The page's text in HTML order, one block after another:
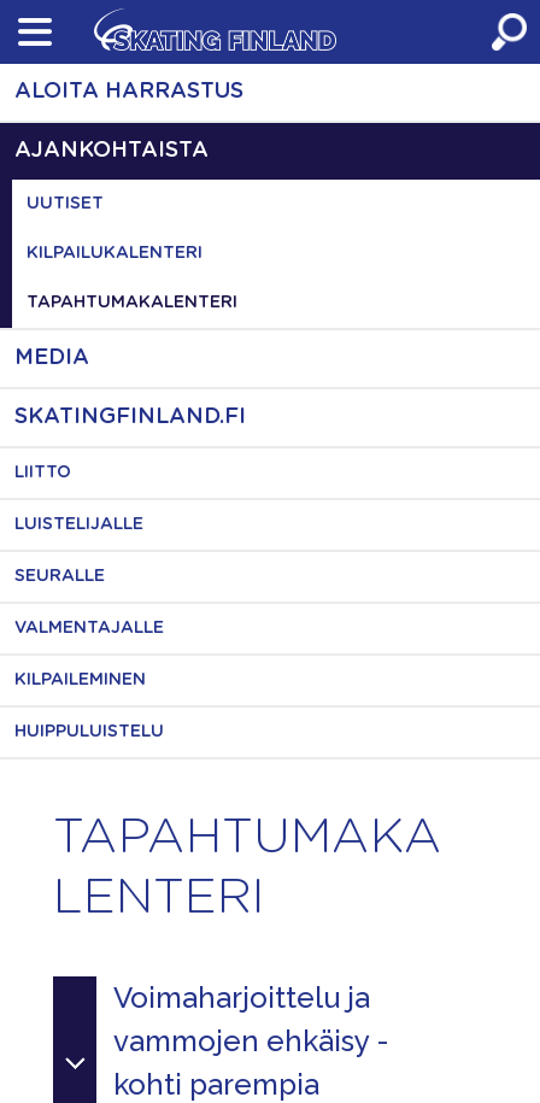
Skip
content
ALOITA HARRASTUS
AJANKOHTAISTA
UUTISET
KILPAILUKALENTERI
TAPAHTUMAKALENTERI
MEDIA
SKATINGFINLAND.FI
LIITTO
LUISTELIJALLE
SEURALLE
VALMENTAJALLE
KILPAILEMINEN
HUIPPULUISTELU
TAPAHTUMAKA
LENTERI
Voimaharjoittelu ja
vammojen ehkäisy -
kohti parempia